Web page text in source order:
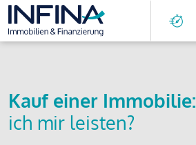
Kauf einer Immobilie:
ich mir leisten?